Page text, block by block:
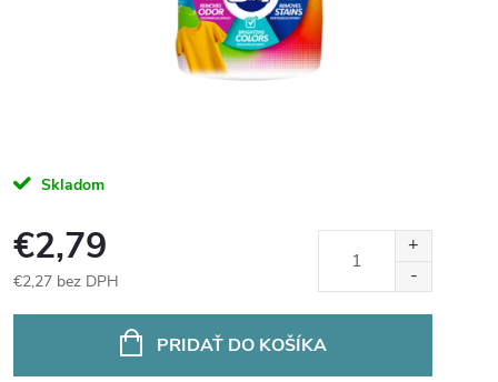
Skladom
€2,79
€2,27 bez DPH
PRIDAŤ DO KOŠÍKA